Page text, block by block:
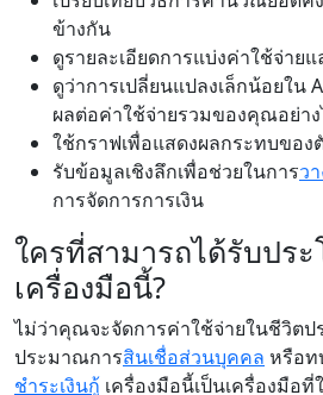
ข้างกัน
ดูรายละเอียดการแบ่งค่าใช้จ่าย
ดูว่าการเปลี่ยนแปลงเล็กน้อยใน
ผลต่อค่าใช้จ่ายรวมของคุณอย่าง
ใช้กราฟเพื่อแสดงผลกระทบขอ
รับข้อมูลเชิงลึกเพื่อช่วยในการว
การจัดการการเงิน
ใครที่สามารถได้รับปร
เครื่องมือนี้?
ไม่ว่าคุณจะจัดการค่าใช้จ่ายในชีวิตป
ประมาณการสินเชื่อส่วนบุคคล หรือท
ชำระเงินกู้ เครื่องมือนี้เป็นเครื่องมือ